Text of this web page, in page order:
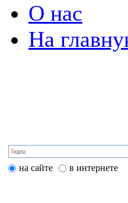
О нас
На
на сайте в интернете